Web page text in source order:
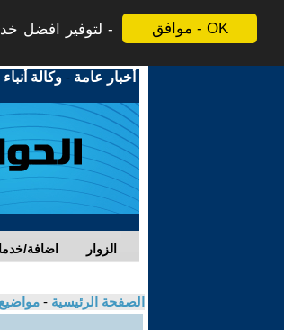
موافق - OK
لتوفير افضل
أخبار عامة -وكالة
اضافة/ الزوار
الصفحة الرئيسية -